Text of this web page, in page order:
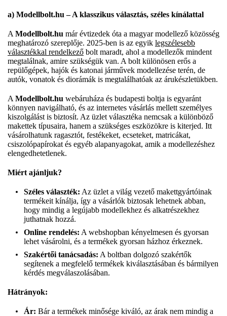
a) Modellbolt.hu – A klasszikus választás, széles kínálattal
A Modellbolt.hu már évtizedek óta a magyar modellező közösség
meghatározó szereplője. 2025-ben is az egyik legszélesebb
választékkal rendelkező bolt maradt, ahol a modellezők mindent
megtalálnak, amire szükségük van. A bolt különösen erős a
repülőgépek, hajók és katonai járművek modellezése terén, de
autók, vonatok és diorámák is megtalálhatóak az árukészletükben.
A Modellbolt.hu webáruháza és budapesti boltja is egyaránt
könnyen navigálható, és az internetes vásárlás mellett személyes
kiszolgálást is biztosít. Az üzlet választéka nemcsak a különböző
makettek típusaira, hanem a szükséges eszközökre is kiterjed. Itt
vásárolhatunk ragasztót, festékeket, ecseteket, matricákat,
csiszolópapírokat és egyéb alapanyagokat, amik a modellezéshez
elengedhetetlenek.
Miért ajánljuk?
Széles választék: Az üzlet a világ vezető makettgyártóinak
termékeit kínálja, így a vásárlók biztosak lehetnek abban,
hogy mindig a legújabb modellekhez és alkatrészekhez
juthatnak hozzá.
Online rendelés: A webshopban kényelmesen és gyorsan
lehet vásárolni, és a termékek gyorsan házhoz érkeznek.
Szakértői tanácsadás: A boltban dolgozó szakértők
segítenek a megfelelő termékek kiválasztásában és bármilyen
kérdés megválaszolásában.
Hátrányok:
Ár: Bár a termékek minősége kiváló, az árak nem mindig a